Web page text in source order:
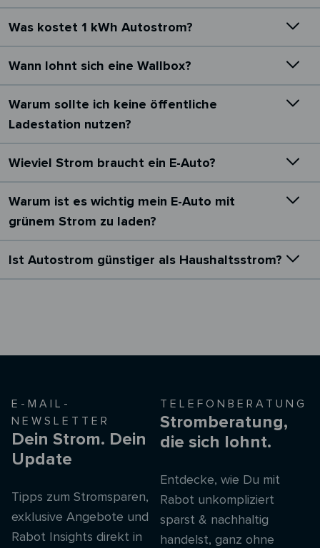
Was kostet 1 kWh Autostrom?
Wann lohnt sich eine Wallbox?
Warum sollte ich keine öffentliche
Ladestation nutzen?
Wieviel Strom braucht ein E-Auto?
Warum ist es wichtig mein E-Auto mit
grünem Strom zu laden?
Ist Autostrom günstiger als Haushaltsstrom?
E-MAIL-
NEWSLETTER
Dein Strom. Dein
Update
Tipps zum Stromsparen,
exklusive Angebote und
Rabot Insights direkt in
TELEFONBERATUNG
Stromberatung,
die sich lohnt.
Entdecke, wie Du mit
Rabot unkompliziert
sparst & nachhaltig
handelst, ganz ohne